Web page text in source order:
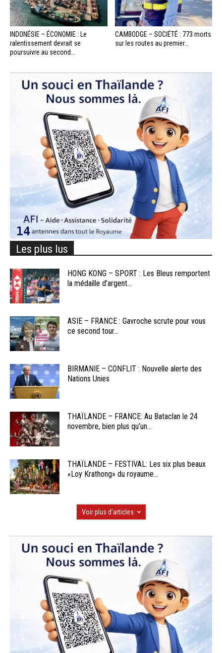
INDONÉSIE – ÉCONOMIE : Le
ralentissement devrait se
poursuivre au second...
CAMBODGE – SOCIÉTÉ : 773 morts
sur les routes au premier...
Les plus lus
HONG KONG – SPORT : Les Bleus remportent
la médaille d’argent...
ASIE – FRANCE : Gavroche scrute pour vous
ce second tour...
BIRMANIE – CONFLIT : Nouvelle alerte des
Nations Unies
THAÏLANDE – FRANCE: Au Bataclan le 24
novembre, bien plus qu’un...
THAÏLANDE – FESTIVAL: Les six plus beaux
«Loy Krathong» du royaume...
Voir plus d'articles